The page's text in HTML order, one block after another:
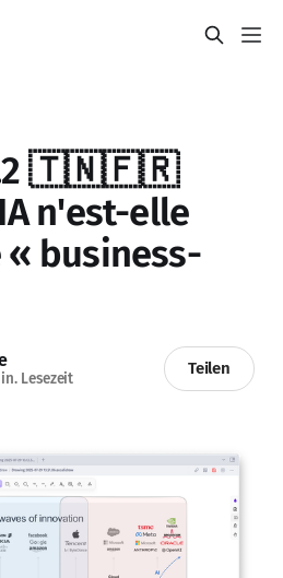
🇹🇳🇫🇷
n'est-elle
« business-
Lesezeit
Teilen